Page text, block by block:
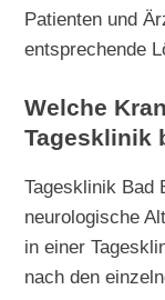
Patienten und
entsprechende
Welche
Tagesklinik
Tagesklinik Bad
neurologische
in einer
nach den